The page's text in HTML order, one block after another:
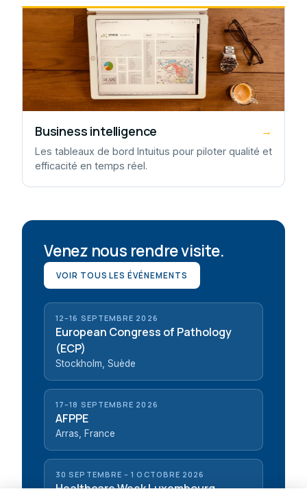
Business intelligence →
Les tableaux de bord Intuitus pour piloter qualité et
efficacité en temps réel.
Venez nous rendre visite.
VOIR TOUS LES ÉVÉNEMENTS
12–16 SEPTEMBRE 2026
European Congress of Pathology
(ECP)
Stockholm, Suède
17–18 SEPTEMBRE 2026
AFPPE
Arras, France
30 SEPTEMBRE – 1 OCTOBRE 2026